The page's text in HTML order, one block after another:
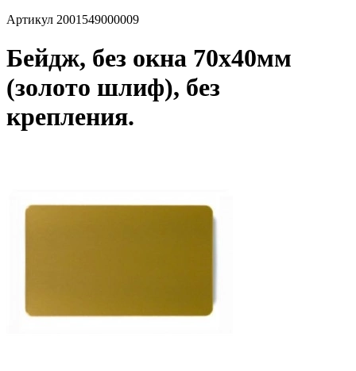
Артикул 2001549000009
Бейдж, без окна 70х40мм
(золото шлиф), без
крепления.